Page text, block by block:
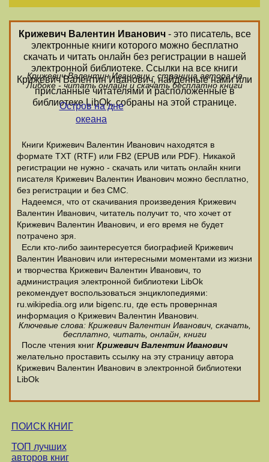
Крижевич Валентин Иванович- это писатель, все
электронные книги которого можно бесплатно
скачать и читать онлайн без регистрации в нашей
электронной библиотеке. Ссылки на все книги
Крижевич Валентин Иванович, найденные нами или
присланные читателями и расположенные в
библиотеке LibOk, собраны на этой странице.
Крижевич Валентин Иванович - страница автора на
Либоке - читать онлайн и скачать бесплатно книги
Остров на дне
океана
Книги Крижевич Валентин Иванович находятся в
формате ТХТ (RTF) или FB2 (EPUB или PDF). Никакой
регистрации не нужно - скачать или читать онлайн книги
писателя Крижевич Валентин Иванович можно бесплатно,
без регистрации и без СМС.
Надеемся, что от скачивания произведения Крижевич
Валентин Иванович, читатель получит то, что хочет от
Крижевич Валентин Иванович, и его время не будет
потрачено зря.
Если кто-либо заинтересуется биографией Крижевич
Валентин Иванович или интересными моментами из жизни
и творчества Крижевич Валентин Иванович, то
администрация электронной библиотеки LibOk
рекомендует воспользоваться энциклопедиями:
ru.wikipedia.org или bigenc.ru, где есть провернная
информация о Крижевич Валентин Иванович.
Ключевые слова: Крижевич Валентин Иванович, скачать,
бесплатно, читать, онлайн, книги
После чтения книг Крижевич Валентин Иванович
желательно проставить ссылку на эту страницу автора
Крижевич Валентин Иванович в электронной библиотеки
LibOk
ПОИСК КНИГ
ТОП лучших
авторов книг